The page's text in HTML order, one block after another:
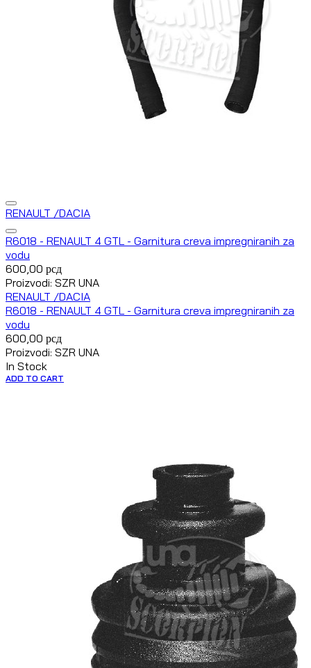
RENAULT /DACIA
R6018 - RENAULT 4 GTL - Garnitura creva impregniranih za
vodu
600,00 рсд
Proizvodi: SZR UNA
RENAULT /DACIA
R6018 - RENAULT 4 GTL - Garnitura creva impregniranih za
vodu
600,00 рсд
Proizvodi: SZR UNA
In Stock
ADD TO CART